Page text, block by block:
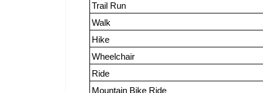
Trail Run
Walk
Hike
Wheelchair
Ride
Mountain Bike Ride